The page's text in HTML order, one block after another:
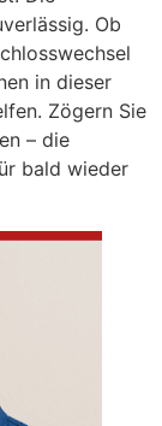
Ob
in dieser
Zögern Sie
– die
bald wieder